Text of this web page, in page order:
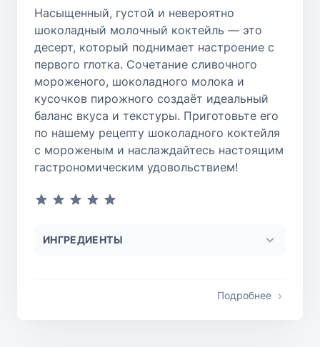
Насыщенный, густой и невероятно
шоколадный молочный коктейль — это
десерт, который поднимает настроение с
первого глотка. Сочетание сливочного
мороженого, шоколадного молока и
кусочков пирожного создаёт идеальный
баланс вкуса и текстуры. Приготовьте его
по нашему рецепту шоколадного коктейля
с мороженым и наслаждайтесь настоящим
гастрономическим удовольствием!
ИНГРЕДИЕНТЫ
Подробнее